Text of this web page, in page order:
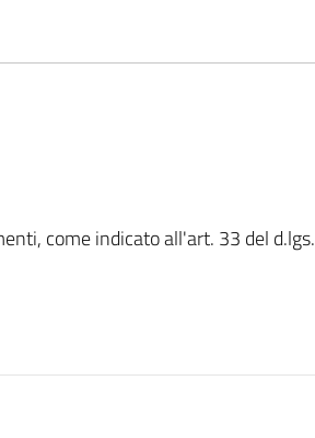
come indicato all'art. 33 del d.lgs.